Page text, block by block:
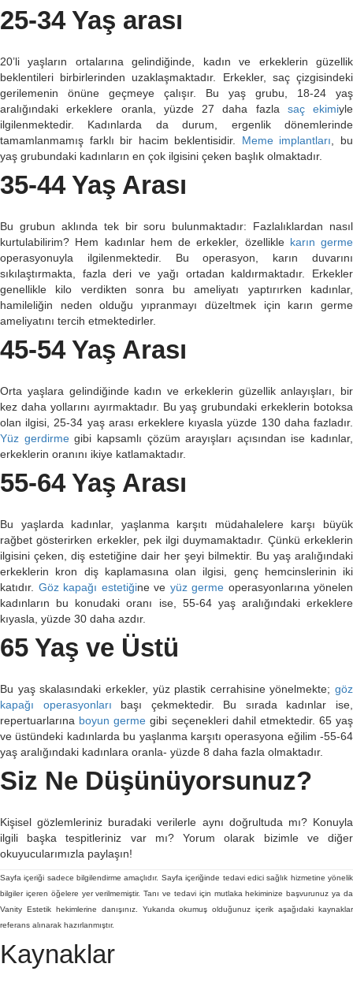
25-34 Yaş arası
20’li yaşların ortalarına gelindiğinde, kadın ve erkeklerin güzellik
beklentileri birbirlerinden uzaklaşmaktadır. Erkekler, saç çizgisindeki
gerilemenin önüne geçmeye çalışır. Bu yaş grubu, 18-24 yaş
aralığındaki erkeklere oranla, yüzde 27 daha fazla saç ekimiyle
ilgilenmektedir. Kadınlarda da durum, ergenlik dönemlerinde
tamamlanmamış farklı bir hacim beklentisidir. Meme implantları , bu
yaş grubundaki kadınların en çok ilgisini çeken başlık olmaktadır.
35-44 Yaş Arası
Bu grubun aklında tek bir soru bulunmaktadır: Fazlalıklardan nasıl
kurtulabilirim? Hem kadınlar hem de erkekler, özellikle karın germe
operasyonuyla ilgilenmektedir. Bu operasyon, karın duvarını
sıkılaştırmakta, fazla deri ve yağı ortadan kaldırmaktadır. Erkekler
genellikle kilo verdikten sonra bu ameliyatı yaptırırken kadınlar,
hamileliğin neden olduğu yıpranmayı düzeltmek için karın germe
ameliyatını tercih etmektedirler.
45-54 Yaş Arası
Orta yaşlara gelindiğinde kadın ve erkeklerin güzellik anlayışları, bir
kez daha yollarını ayırmaktadır. Bu yaş grubundaki erkeklerin botoksa
olan ilgisi, 25-34 yaş arası erkeklere kıyasla yüzde 130 daha fazladır.
Yüz gerdirmegibi kapsamlı çözüm arayışları açısından ise kadınlar,
erkeklerin oranını ikiye katlamaktadır.
55-64 Yaş Arası
Bu yaşlarda kadınlar, yaşlanma karşıtı müdahalelere karşı büyük
rağbet gösterirken erkekler, pek ilgi duymamaktadır. Çünkü erkeklerin
ilgisini çeken, diş estetiğine dair her şeyi bilmektir. Bu yaş aralığındaki
erkeklerin kron diş kaplamasına olan ilgisi, genç hemcinslerinin iki
katıdır. Göz kapağı estetiğine ve yüz germe operasyonlarına yönelen
kadınların bu konudaki oranı ise, 55-64 yaş aralığındaki erkeklere
kıyasla, yüzde 30 daha azdır.
65 Yaş ve Üstü
Bu yaş skalasındaki erkekler, yüz plastik cerrahisine yönelmekte; göz
kapağı operasyonları başı çekmektedir. Bu sırada kadınlar ise,
repertuarlarına boyun germe gibi seçenekleri dahil etmektedir. 65 yaş
ve üstündeki kadınlarda bu yaşlanma karşıtı operasyona eğilim -55-64
yaş aralığındaki kadınlara oranla- yüzde 8 daha fazla olmaktadır.
Siz Ne Düşünüyorsunuz?
Kişisel gözlemleriniz buradaki verilerle aynı doğrultuda mı? Konuyla
ilgili başka tespitleriniz var mı? Yorum olarak bizimle ve diğer
okuyucularımızla paylaşın!
Sayfa içeriği sadece bilgilendirme amaçlıdır. Sayfa içeriğinde tedavi edici sağlık hizmetine yönelik
bilgiler içeren öğelere yer verilmemiştir. Tanı ve tedavi için mutlaka hekiminize başvurunuz ya da
Vanity Estetik hekimlerine danışınız. Yukarıda okumuş olduğunuz içerik aşağıdaki kaynaklar
referans alınarak hazırlanmıştır.
Kaynaklar